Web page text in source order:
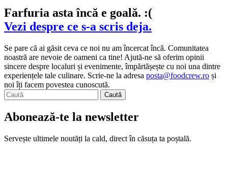
Farfuria asta încă e goală. :(
Vezi despre ce s-a scris deja.
Se pare că ai găsit ceva ce noi nu am încercat încă. Comunitatea
noastră are nevoie de oameni ca tine! Ajută-ne să oferim opinii
sincere despre localuri și evenimente, împărtășește cu noi una dintre
experiențele tale culinare. Scrie-ne la adresa posta@foodcrew.ro și
noi îți facem povestea cunoscută.
Abonează-te la newsletter
Servește ultimele noutăți la cald, direct în căsuța ta poștală.